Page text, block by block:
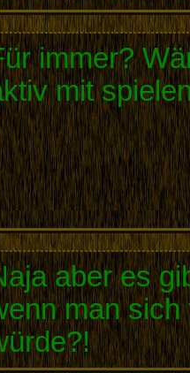
immer?
mit
aber es
man sich